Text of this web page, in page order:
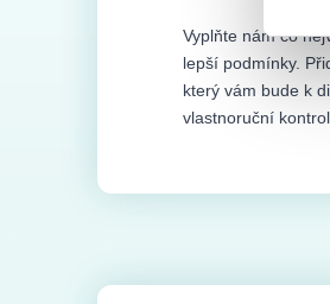
Vyplňte nám co
lepší podmínky.
který vám bude k
vlastnoruční